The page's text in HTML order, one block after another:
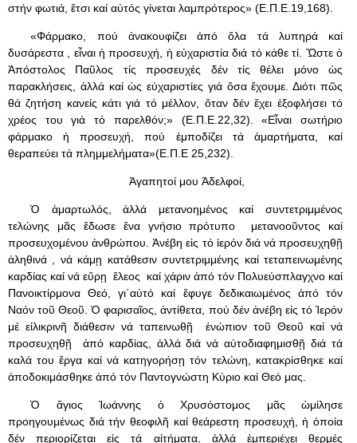
στήν φωτιά, ἔτσι καί αὐτός γίνεται λαμπρότερος» (Ε.Π.Ε.19,168).
«Φάρμακο, πού ἀνακουφίζει ἀπό ὅλα τά λυπηρά καί
δυσάρεστα , εἶναι ἡ προσευχή, ἡ εὐχαριστία διά τό κάθε τί. Ὥστε ὁ
Ἀπόστολος Παῦλος τίς προσευχές δέν τίς θέλει μόνο ὡς
παρακλήσεις, ἀλλά καί ὡς εὐχαριστίες γιά ὅσα ἔχουμε. Διότι πῶς
θά ζητήση κανείς κάτι γιά τό μέλλον, ὅταν δέν ἔχει ἐξοφλήσει τό
χρέος του γιά τό παρελθόν;» (Ε.Π.Ε.22,32). «Εἶναι σωτήριο
φάρμακο ἡ προσευχή, πού ἐμποδίζει τά ἁμαρτήματα, καί
θεραπεύει τά πλημμελήματα»(Ε.Π.Ε 25,232).
Ἀγαπητοί μου Ἀδελφοί,
Ὁ ἁμαρτωλός, ἀλλά μετανοημένος καί συντετριμμένος
τελώνης μᾶς ἔδωσε ἕνα γνήσιο πρότυπο μετανοοῦντος καί
προσευχομένου ἀνθρώπου. Ἀνέβη εἰς τό ἱερόν διά νά προσευχηθῇ
ἀληθινά , νά κάμῃ κατάθεσιν συντετριμμένης καί τεταπεινωμένης
καρδίας καί νά εὕρῃ ἔλεος καί χάριν ἀπό τόν Πολυεύσπλαγχνο καί
Πανοικτίρμονα Θεό, γι΄αὐτό καί ἔφυγε δεδικαιωμένος ἀπό τόν
Ναόν τοῦ Θεοῦ. Ὁ φαρισαῖος, ἀντίθετα, πού δέν ἀνέβη εἰς τό Ἱερόν
μέ εἰλικρινῆ διάθεσιν νά ταπεινωθῇ ἐνώπιον τοῦ Θεοῦ καί νά
προσευχηθῇ ἀπό καρδίας, ἀλλά διά νά αὐτοδιαφημισθῇ διά τά
καλά του ἔργα καί νά κατηγορήσῃ τόν τελώνη, κατακρίσθηκε καί
ἀποδοκιμάσθηκε ἀπό τόν Παντογνώστη Κύριο καί Θεό μας.
Ὁ ἅγιος Ἰωάννης ὁ Χρυσόστομος μᾶς ὡμίλησε
προηγουμένως διά τήν θεοφιλῆ καί θεάρεστη προσευχή, ἡ ὁποία
δέν περιορίζεται εἰς τά αἰτήματα, ἀλλά ἐμπεριέχει θερμές